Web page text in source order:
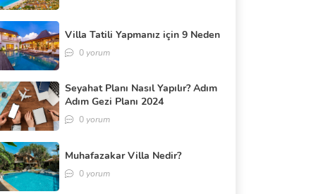
Villa Tatili Yapmanız için 9 Neden
0 yorum
Seyahat Planı Nasıl Yapılır? Adım
Adım Gezi Planı 2024
0 yorum
Muhafazakar Villa Nedir?
0 yorum